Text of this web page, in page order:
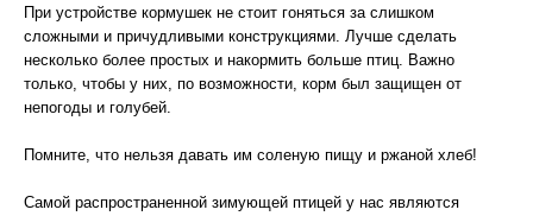
При устройстве кормушек не стоит гоняться за слишком
сложными и причудливыми конструкциями. Лучше сделать
несколько более простых и накормить больше птиц. Важно
только, чтобы у них, по возможности, корм был защищен от
непогоды и голубей.
Помните, что нельзя давать им соленую пищу и ржаной хлеб!
Самой распространенной зимующей птицей у нас являются